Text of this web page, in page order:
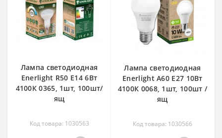
Лампа светодиодная
Enerlight R50 Е14 6Вт
4100К 0365, 1шт, 100шт/
ящ
Код товара: 1030563
Лампа светодиодная
Enerlight А60 Е27 10Вт
4100К 0068, 1шт, 100шт /
ящ
Код товара: 1030566